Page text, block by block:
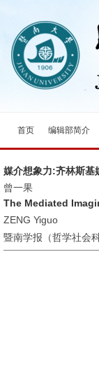
首页 编辑部简介
媒介想象力:齐林斯基
曾一果
The Mediated
ZENG Yiguo
暨南学报（哲学社会